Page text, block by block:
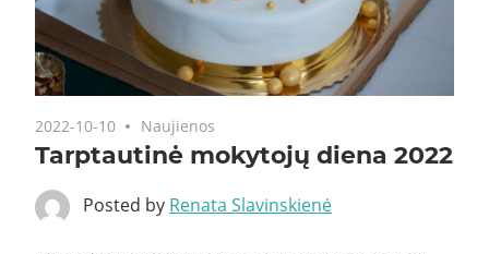
2022-10-10 Naujienos
Tarptautinė mokytojų diena 2022
Posted by Renata Slavinskienė